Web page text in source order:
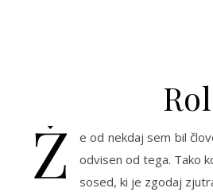
Ž
e od nekdaj sem bil
odvisen od tega. Tako
sosed, ki je zgodaj